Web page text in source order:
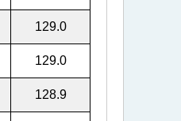
129.0
129.0
128.9